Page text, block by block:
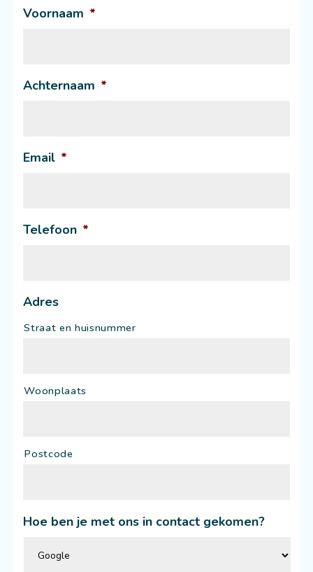
Voornaam *
Achternaam *
Email *
Telefoon *
Adres
Straat en huisnummer
Woonplaats
Postcode
Hoe ben je met ons in contact gekomen?